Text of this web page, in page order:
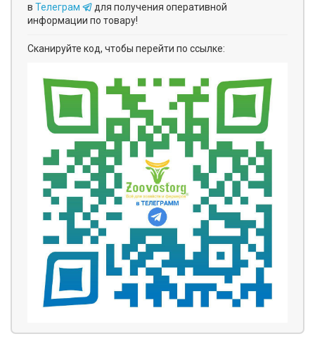
в Телеграм
для получения оперативной
информации по товару!
Сканируйте код, чтобы перейти по ссылке: